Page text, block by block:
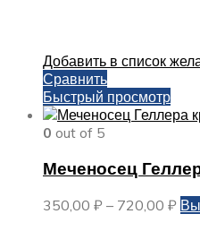
Добавить в список
Сравнить
Быстрый просмотр
0 out of 5
Меченосец
350,00 ₽ – 720,00 ₽